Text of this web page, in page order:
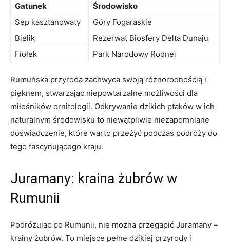
Gatunek
Środowisko
Sęp kasztanowaty
Góry Fogaraskie
Bielik
Rezerwat Biosfery Delta Dunaju
Fiołek
Park Narodowy Rodnei
Rumuńska przyroda zachwyca swoją różnorodnością i
pięknem, stwarzając niepowtarzalne możliwości dla
miłośników ornitologii. Odkrywanie dzikich ptaków w ich
naturalnym środowisku to niewątpliwie niezapomniane
doświadczenie, które warto przeżyć podczas podróży do
tego fascynującego kraju.
Juramany: kraina żubrów w
Rumunii
Podróżując po Rumunii, nie można przegapić Juramany –
krainy żubrów. To miejsce pełne dzikiej przyrody i